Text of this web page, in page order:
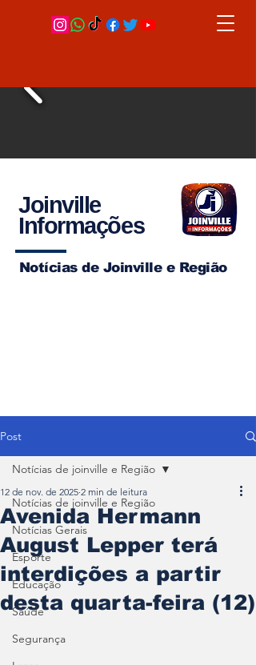
Joinville
Informações
Notícias de Joinville e Região
Post
Notícias de joinville e Região
Notícias Gerais
Esporte
Educação
Saúde
Segurança
Notícias de joinville e Região
Avenida Hermann
August Lepper terá
interdições a partir
desta quarta-feira (12)
12 de nov. de 2025 2 min de leitura